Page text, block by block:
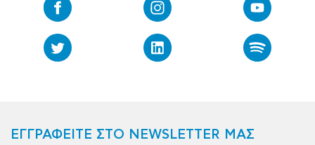
ΕΓΓΡΑΦΕΙΤΕ ΣΤΟ NEWSLETTER ΜΑΣ